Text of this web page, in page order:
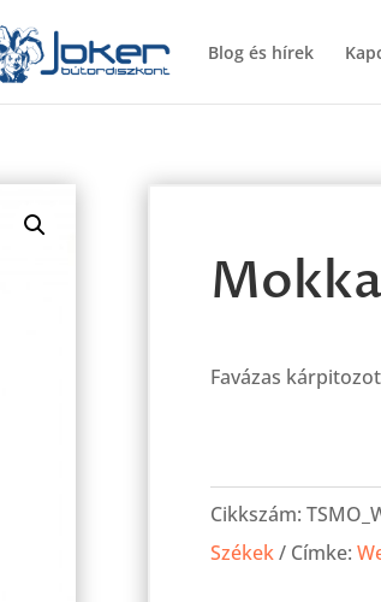
Blog és hírek
Favázas
szék
Wenge
mennyiség
Cikkszám:
Székek
Címke: